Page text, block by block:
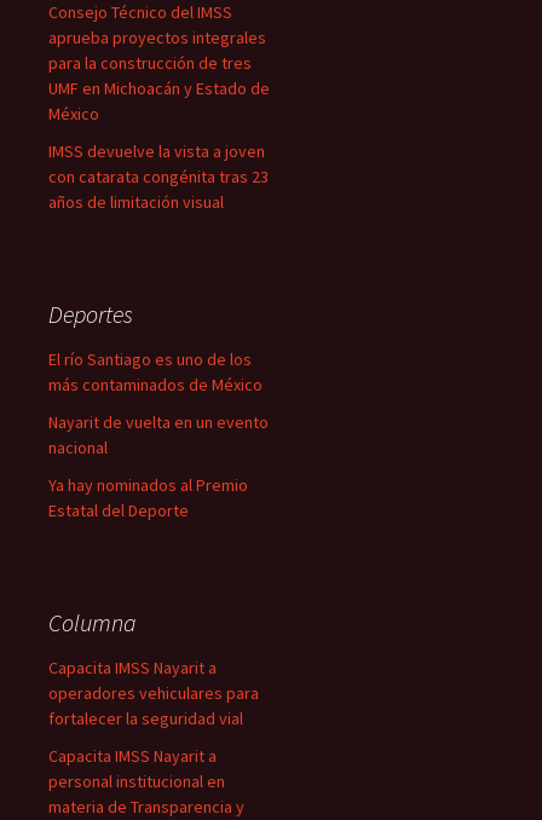
Consejo Técnico del IMSS
aprueba proyectos integrales
para la construcción de tres
UMF en Michoacán y Estado de
México
IMSS devuelve la vista a joven
con catarata congénita tras 23
años de limitación visual
Deportes
El río Santiago es uno de los
más contaminados de México
Nayarit de vuelta en un evento
nacional
Ya hay nominados al Premio
Estatal del Deporte
Columna
Capacita IMSS Nayarit a
operadores vehiculares para
fortalecer la seguridad vial
Capacita IMSS Nayarit a
personal institucional en
materia de Transparencia y